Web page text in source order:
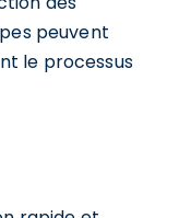
peuvent
le processus